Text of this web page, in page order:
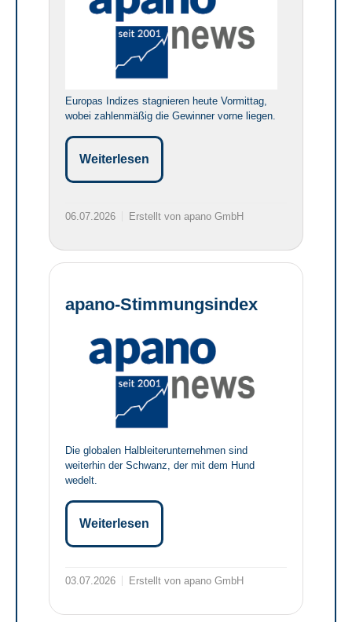
Europas Indizes stagnieren heute Vormittag,
wobei zahlenmäßig die Gewinner vorne liegen.
Weiterlesen
06.07.2026 Erstellt von apano GmbH
apano-Stimmungsindex
Die globalen Halbleiterunternehmen sind
weiterhin der Schwanz, der mit dem Hund
wedelt.
Weiterlesen
03.07.2026 Erstellt von apano GmbH